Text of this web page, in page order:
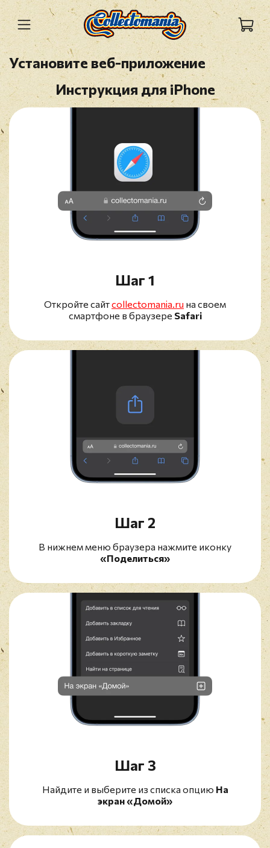
Установите веб-приложение
Инструкция для iPhone
Шаг 1
Откройте сайтcollectomania.ru на своем
смартфоне в браузере Safari
Шаг 2
В нижнем меню браузера нажмите иконку
«Поделиться»
Шаг 3
Найдите и выберите из списка опцию На
экран «Домой»